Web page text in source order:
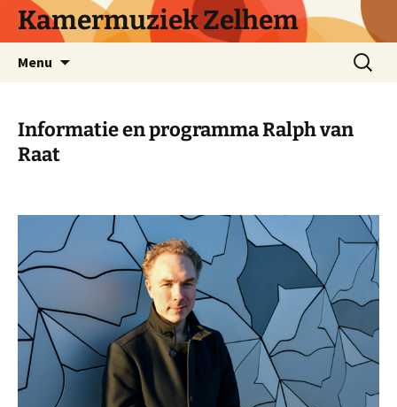
naarKamermuziek Zelhem
Menu
Zoeken
naar:
Informatie en programma Ralph van
Raat